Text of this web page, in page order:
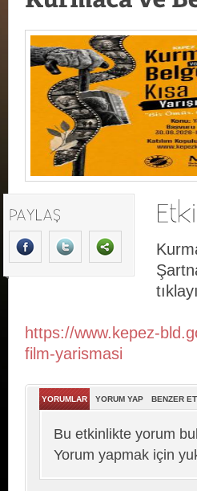
https://www.kepez-
film-yarismasi
YORUMLAR YORUM YAP BENZER
Bu etkinlikte yorum
Yorum yapmak için